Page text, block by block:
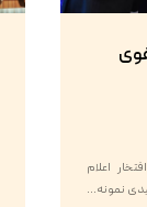
اعلام